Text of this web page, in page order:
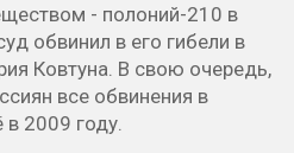
- полоний-210 в
обвинил в его гибели в
Ковтуна. В свою очередь,
все обвинения в
2009 году.